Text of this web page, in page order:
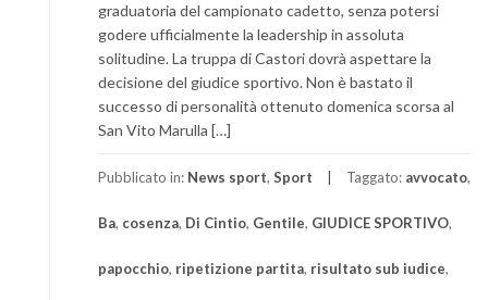
graduatoria del campionato cadetto, senza potersi
godere ufficialmente la leadership in assoluta
solitudine. La truppa di Castori dovrà aspettare la
decisione del giudice sportivo. Non è bastato il
successo di personalità ottenuto domenica scorsa al
San Vito Marulla […]
Pubblicato in: News sport, Sport Taggato: avvocato,
Ba, cosenza, Di Cintio, Gentile, GIUDICE SPORTIVO,
papocchio, ripetizione partita, risultato sub iudice,